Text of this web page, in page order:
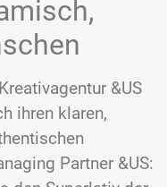
&US
ihren klaren,
Partner &US: